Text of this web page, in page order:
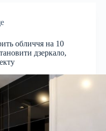
обличчя на 10
дзеркало,